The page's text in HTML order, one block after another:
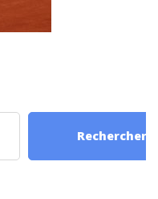
Rechercher